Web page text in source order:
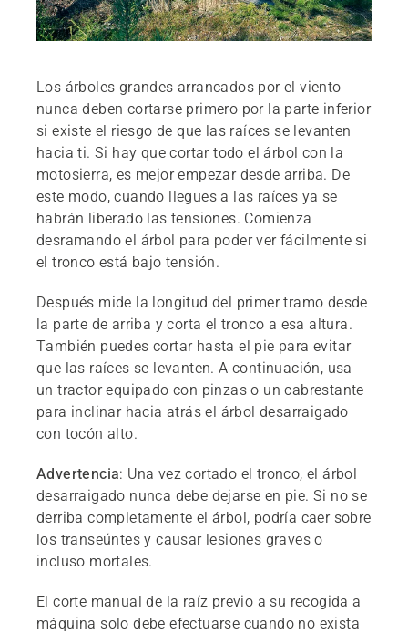
Los árboles grandes arrancados por el viento
nunca deben cortarse primero por la parte inferior
si existe el riesgo de que las raíces se levanten
hacia ti. Si hay que cortar todo el árbol con la
motosierra, es mejor empezar desde arriba. De
este modo, cuando llegues a las raíces ya se
habrán liberado las tensiones. Comienza
desramando el árbol para poder ver fácilmente si
el tronco está bajo tensión.
Después mide la longitud del primer tramo desde
la parte de arriba y corta el tronco a esa altura.
También puedes cortar hasta el pie para evitar
que las raíces se levanten. A continuación, usa
un tractor equipado con pinzas o un cabrestante
para inclinar hacia atrás el árbol desarraigado
con tocón alto.
Advertencia: Una vez cortado el tronco, el árbol
desarraigado nunca debe dejarse en pie. Si no se
derriba completamente el árbol, podría caer sobre
los transeúntes y causar lesiones graves o
incluso mortales.
El corte manual de la raíz previo a su recogida a
máquina solo debe efectuarse cuando no exista